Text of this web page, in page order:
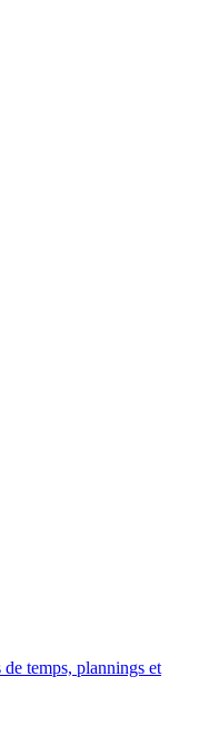
temps, plannings et